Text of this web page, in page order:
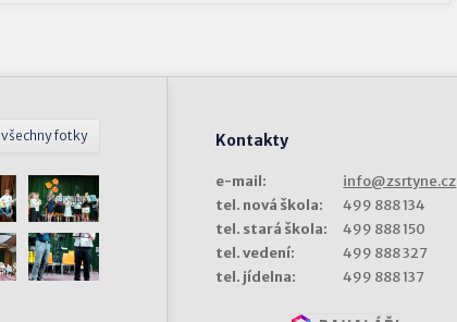
všechny fotky Kontakty
e-mail:
info@zsrtyne.cz
tel. nová škola:
499 888 134
tel. stará škola:
499 888 150
tel. vedení:
499 888 327
tel. jídelna:
499 888 137